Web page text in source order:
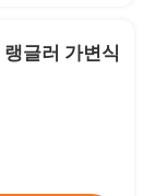
글러 가변식